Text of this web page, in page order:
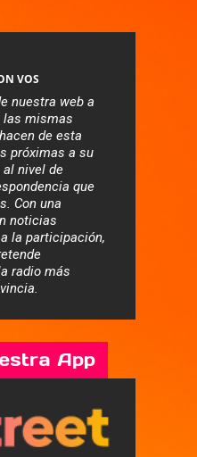
VOS
nuestra web a
las mismas
de esta
próximas a su
nivel de
que
Con una
noticias
la participación,
radio más
App